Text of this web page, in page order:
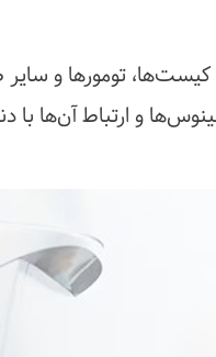
تومورها و
و ارتباط آن‌ها با